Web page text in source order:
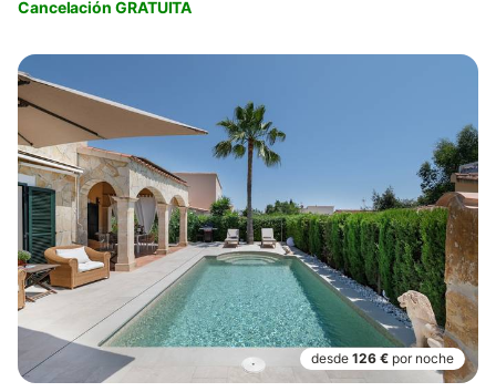
Cancelación GRATUITA
desde 126 € por noche